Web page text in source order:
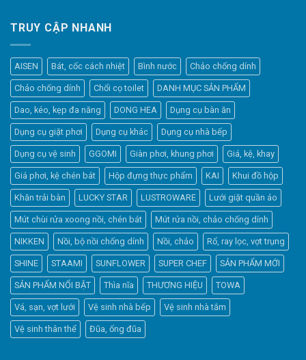
TRUY CẬP NHANH
AISEN Bát, cốc cách nhiệt Bình nước Chảo chống dính
Chảo chống dính Chổi cọ toilet DANH MỤC SẢN PHẨM
Dao, kéo, kẹp đa năng DONG HEA Dụng cụ bàn ăn
Dụng cụ giặt phơi Dụng cụ khác Dụng cụ nhà bếp
Dụng cụ vệ sinh GGOMI Giàn phơi, khung phơi Giá, kệ, khay
Giá phơi, kệ chén bát Hộp đựng thực phẩm KAI Khui đồ hộp
Khăn trải bàn LUCKY STAR LUSTROWARE Lưới giặt quần áo
Mút chùi rửa xoong nồi, chén bát Mút rửa nồi, chảo chống dính
NIKKEN Nồi, bộ nồi chống dính Nồi, chảo Rổ, ray lọc, vợt trụng
SHINE STAAMI SUNFLOWER SUPER CHEF SẢN PHẨM MỚI
SẢN PHẨM NỔI BẬT Thìa nĩa THƯƠNG HIỆU TOWA
Vá, sạn, vợt lưới Vệ sinh nhà bếp Vệ sinh nhà tắm
Vệ sinh thân thể Đũa, ống đũa
Elfsight
Typically replies within a day